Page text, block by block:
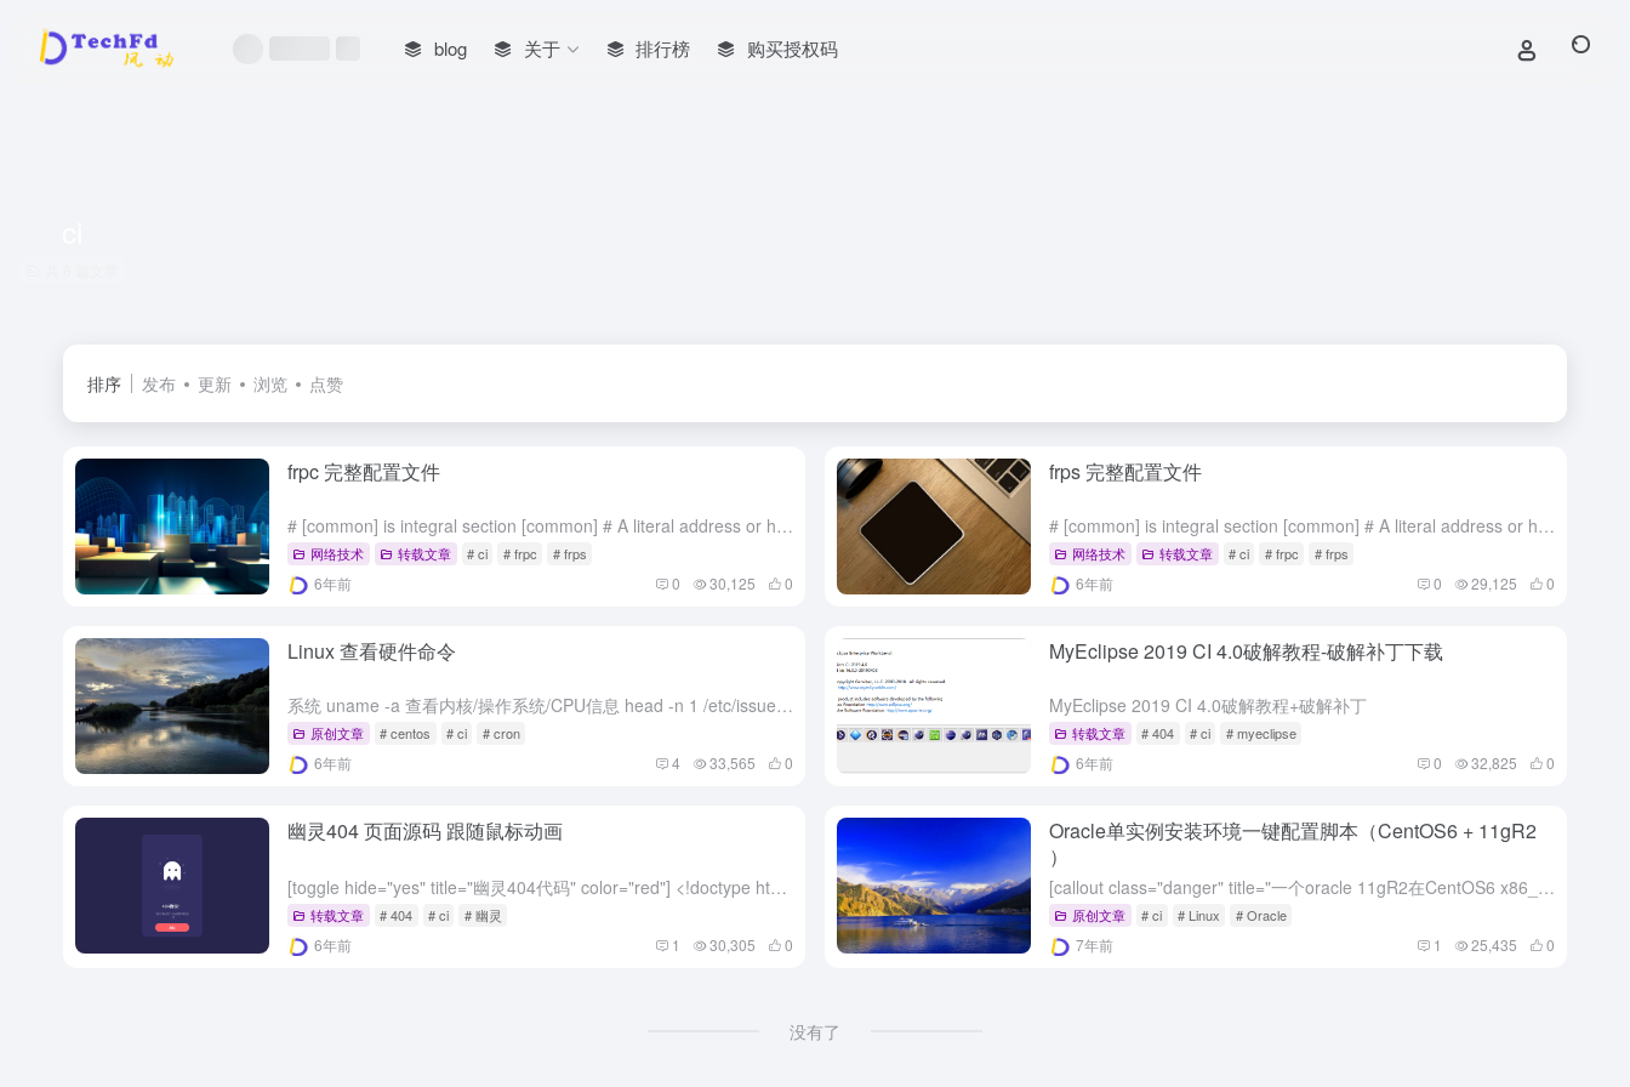
blog 关于 排行榜 购买授权码
排序 发布 更新 浏览 点赞
frpc 完整配置文件
# [common] is integral section [common] # A literal address or host name for IPv6 must be enclosed ...
网络技术 转载文章 # ci # frpc # frps
6年前 0 30,125 0
frps 完整配置文件
# [common] is integral section [common] # A literal address or host name for IPv6 must be enclosed ...
网络技术 转载文章 # ci # frpc # frps
6年前 0 29,125 0
Linux 查看硬件命令
系统 uname -a 查看内核/操作系统/CPU信息 head -n 1 /etc/issue 查看操作系统版本 cat /proc/cpuinfo 查看CPU信息 hostname 查看计算机名 ...
原创文章 # centos # ci # cron
6年前 4 33,565 0
MyEclipse 2019 CI 4.0破解教程-破解补丁下载
MyEclipse 2019 CI 4.0破解教程+破解补丁
转载文章 # 404 # ci # myeclipse
6年前 0 32,825 0
幽灵404 页面源码 跟随鼠标动画
[toggle hide="yes" title="幽灵404代码" color="red"] <!doctype html> <html> <head> <...
转载文章 # 404 # ci # 幽灵
6年前 1 30,305 0
Oracle单实例安装环境一键配置脚本（CentOS6 + 11gR2
）
[callout class="danger" title="一个oracle 11gR2在CentOS6 x86_64服务器上，一键配置安装环境的脚本，能快速完成安装前环境的配置"] 具体完成以下工...
原创文章 # ci # Linux # Oracle
7年前 1 25,435 0
没有了